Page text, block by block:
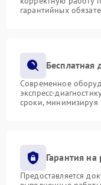
гарантийных
Бесплатная
Современное
экспресс-
сроки, минимизируя
Гарантия на
Предоставляется